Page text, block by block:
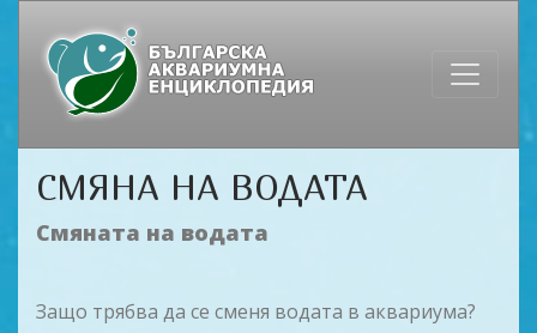
СМЯНА НА ВОДАТА
Смяната на водата
Защо трябва да се сменя водата в аквариума?